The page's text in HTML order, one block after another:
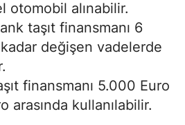
otomobil alınabilir.
taşıt finansmanı 6
değişen vadelerde
finansmanı 5.000 Euro
arasında kullanılabilir.